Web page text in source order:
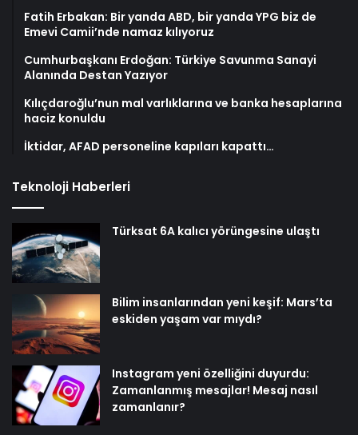
Fatih Erbakan: Bir yanda ABD, bir yanda YPG biz de
Emevi Camii’nde namaz kılıyoruz
Cumhurbaşkanı Erdoğan: Türkiye Savunma Sanayi
Alanında Destan Yazıyor
Kılıçdaroğlu’nun mal varlıklarına ve banka hesaplarına
haciz konuldu
İktidar, AFAD personeline kapıları kapattı…
Teknoloji Haberleri
Türksat 6A kalıcı yörüngesine ulaştı
Bilim insanlarından yeni keşif: Mars’ta
eskiden yaşam var mıydı?
Instagram yeni özelliğini duyurdu:
Zamanlanmış mesajlar! Mesaj nasıl
zamanlanır?